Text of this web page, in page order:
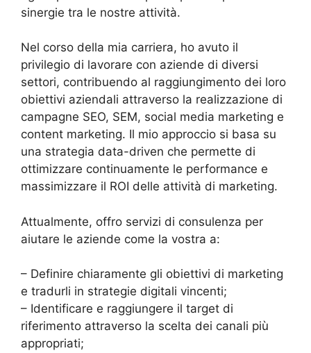
sinergie tra le nostre attività.
Nel corso della mia carriera, ho avuto il
privilegio di lavorare con aziende di diversi
settori, contribuendo al raggiungimento dei loro
obiettivi aziendali attraverso la realizzazione di
campagne SEO, SEM, social media marketing e
content marketing. Il mio approccio si basa su
una strategia data-driven che permette di
ottimizzare continuamente le performance e
massimizzare il ROI delle attività di marketing.
Attualmente, offro servizi di consulenza per
aiutare le aziende come la vostra a:
– Definire chiaramente gli obiettivi di marketing
e tradurli in strategie digitali vincenti;
– Identificare e raggiungere il target di
riferimento attraverso la scelta dei canali più
appropriati;